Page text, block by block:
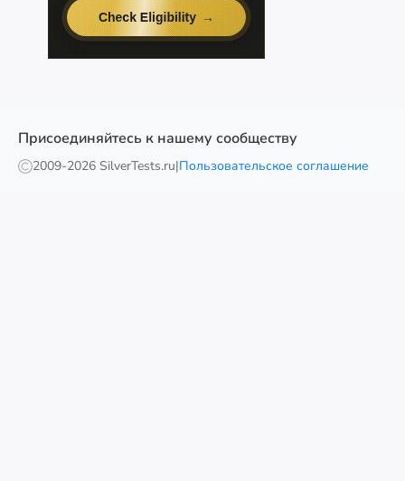
Присоединяйтесь к нашему сообществу
2009-2026 SilverTests.ru|Пользовательское соглашение